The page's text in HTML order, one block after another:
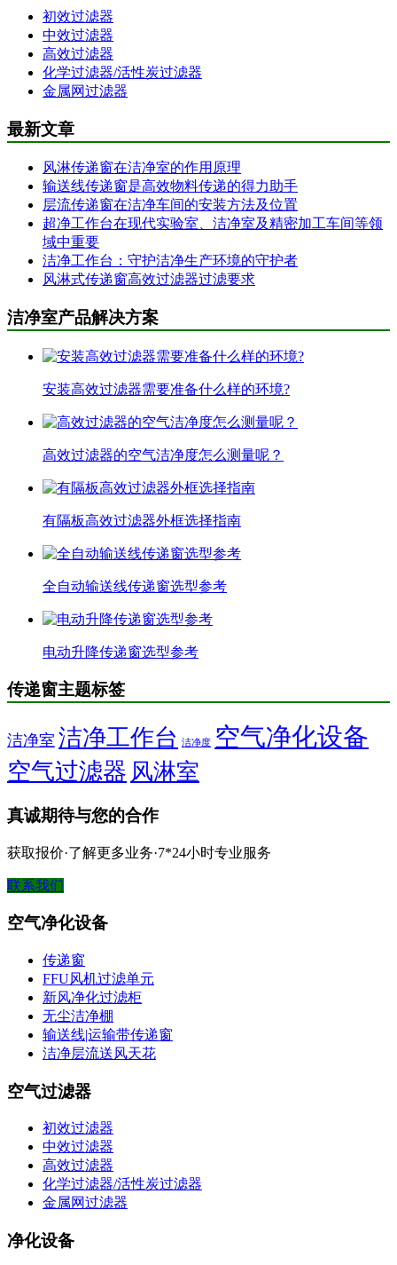
初效过滤器
中效过滤器
高效过滤器
化学过滤器/活性炭过滤器
金属网过滤器
最新文章
风淋传递窗在洁净室的作用原理
输送线传递窗是高效物料传递的得力助手
层流传递窗在洁净车间的安装方法及位置
超净工作台在现代实验室、洁净室及精密加工车间等领
域中重要
洁净工作台：守护洁净生产环境的守护者
风淋式传递窗高效过滤器过滤要求
洁净室产品解决方案
安装高效过滤器需要准备什么样的环境?
高效过滤器的空气洁净度怎么测量呢？
有隔板高效过滤器外框选择指南
全自动输送线传递窗选型参考
电动升降传递窗选型参考
传递窗主题标签
洁净室 洁净工作台 洁净度 空气净化设备
空气过滤器 风淋室
真诚期待与您的合作
获取报价·了解更多业务·7*24小时专业服务
联系我们
空气净化设备
传递窗
FFU风机过滤单元
新风净化过滤柜
无尘洁净棚
输送线|运输带传递窗
洁净层流送风天花
空气过滤器
初效过滤器
中效过滤器
高效过滤器
化学过滤器/活性炭过滤器
金属网过滤器
净化设备